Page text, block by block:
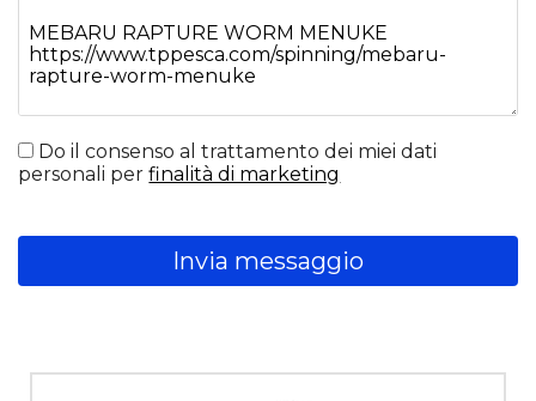
Do il consenso al trattamento dei miei dati
personali perfinalità di marketing
Invia messaggio